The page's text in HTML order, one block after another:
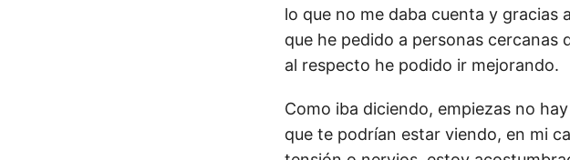
lo que no me daba cuenta y gracias
que he pedido a personas cercanas
al respecto he podido ir mejorando.
Como iba diciendo, empiezas no
que te podrían estar viendo, en mi